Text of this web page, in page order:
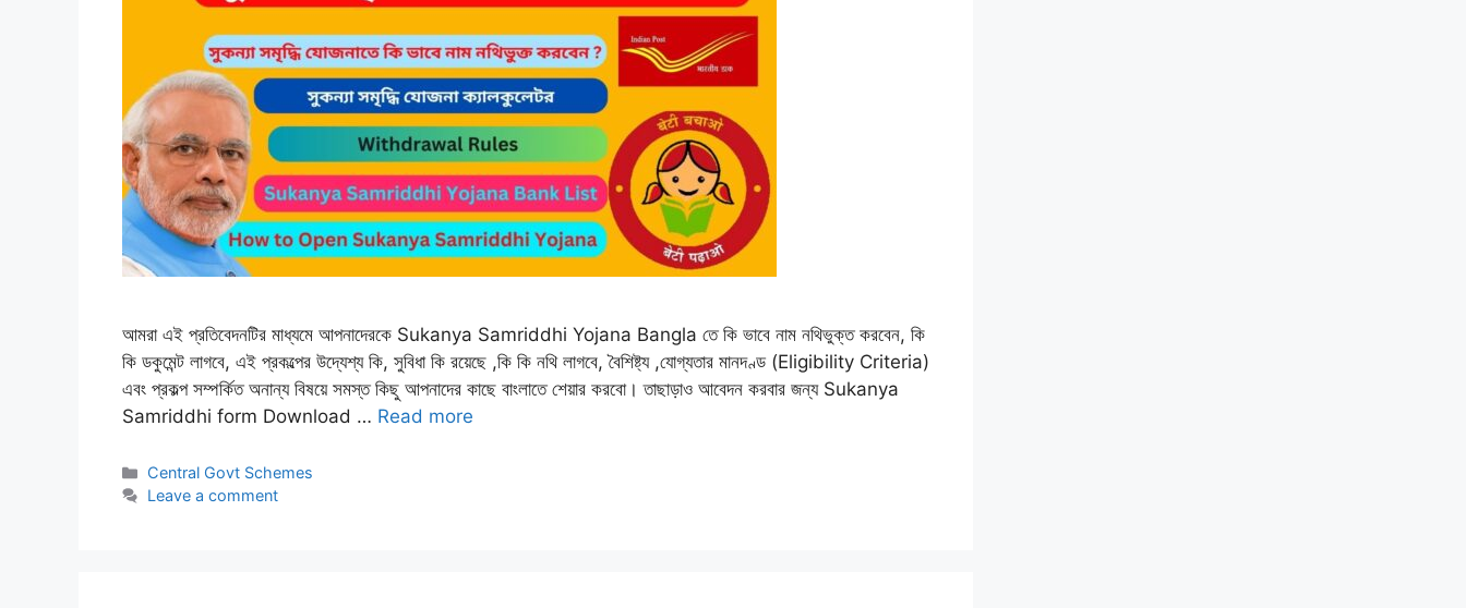
আমরা এই প্রতিবেদনটির মাধ্যমে আপনাদেরকে Sukanya Samriddhi Yojana Bangla তে কি ভাবে নাম নথিভুক্ত করবেন, কি
কি ডকুমেন্ট লাগবে, এই প্রকল্পের উদ্যেশ্য কি, সুবিধা কি রয়েছে ,কি কি নথি লাগবে, বৈশিষ্ট্য ,যোগ্যতার মানদণ্ড (Eligibility Criteria)
এবং প্রকল্প সম্পৰ্কিত অনান্য বিষয়ে সমস্ত কিছু আপনাদের কাছে বাংলাতে শেয়ার করবো। তাছাড়াও আবেদন করবার জন্য Sukanya
Samriddhi form Download … Read more
Categories
Central Govt Schemes
Leave a comment